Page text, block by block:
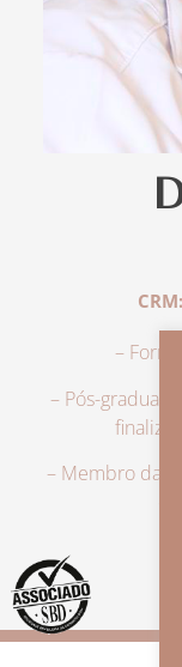
–
– Pós-
– Membro da